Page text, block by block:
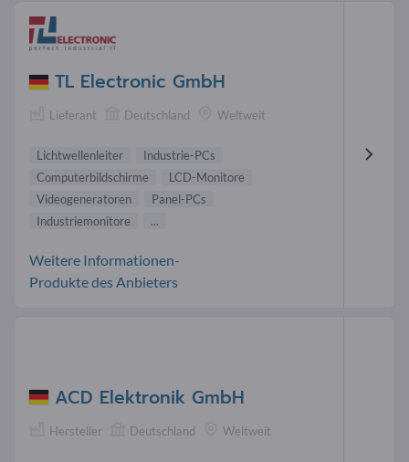
TL Electronic GmbH
Lieferant Deutschland Weltweit
Lichtwellenleiter
Industrie-PCs
Computerbildschirme
LCD-Monitore
Videogeneratoren
Panel-PCs
Industriemonitore
...
Weitere Informationen-
Produkte des Anbieters
ACD Elektronik GmbH
Hersteller Deutschland Weltweit